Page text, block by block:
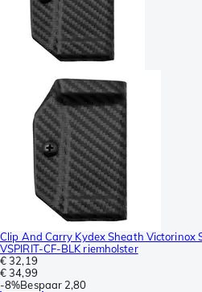
Clip And Carry Kydex Sheath Victorinox
VSPIRIT-CF-BLK riemholster
€ 32,19
€ 34,99
-8%Bespaar 2,80